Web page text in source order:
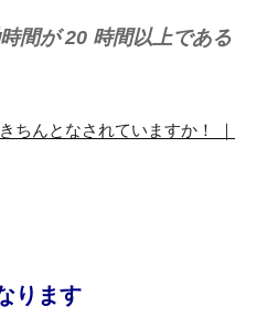
間が 20 時間以上である
ちんとなされていますか！ ｜
ります